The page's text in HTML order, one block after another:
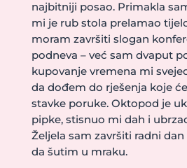
najbitniji posao. Primakla
mi je rub stola prelamao
moram završiti slogan
podneva – već sam dvaput
kupovanje vremena mi
da dođem do rješenja koje
stavke poruke. Oktopod je
pipke, stisnuo mi dah i
Željela sam završiti radni
da šutim u mraku.